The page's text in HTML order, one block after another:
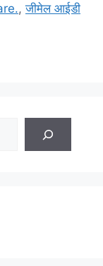
,जीमेल आईडी